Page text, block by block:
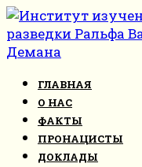
Перейти
к
контенту
ГЛАВНАЯ
О НАС
ФАКТЫ
ПРОНАЦИСТЫ
ДОКЛАДЫ